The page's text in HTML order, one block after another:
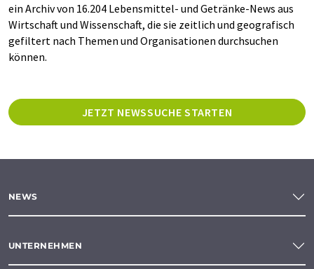
ein Archiv von 16.204 Lebensmittel- und Getränke-News aus
Wirtschaft und Wissenschaft, die sie zeitlich und geografisch
gefiltert nach Themen und Organisationen durchsuchen
können.
JETZT NEWSSUCHE STARTEN
NEWS
UNTERNEHMEN